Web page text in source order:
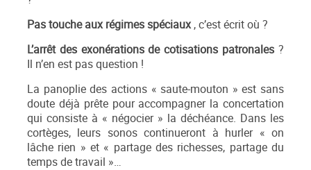
Pas touche aux régimes spéciaux, c’est écrit où ?
L’arrêt des exonérations de cotisations patronales ?
Il n’en est pas question !
La panoplie des actions « saute-mouton » est sans
doute déjà prête pour accompagner la concertation
qui consiste à « négocier » la déchéance. Dans les
cortèges, leurs sonos continueront à hurler « on
lâche rien » et « partage des richesses, partage du
temps de travail »…